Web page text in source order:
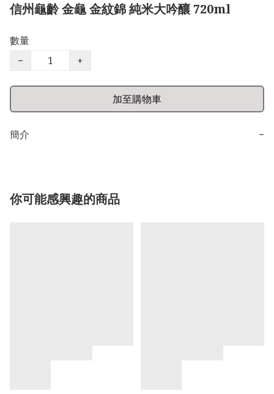
信州龜齡 金龜 金紋錦 純米大吟釀 720ml
數量
−
+
加至購物車
簡介 −
你可能感興趣的商品